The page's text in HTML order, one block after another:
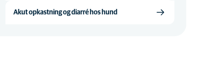
Akut opkastning og diarré hos hund